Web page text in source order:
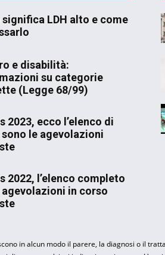
significa LDH alto e come
e disabilità:
su categorie
(Legge 68/99)
2023, ecco l’elenco di
le agevolazioni
2022, l’elenco completo
in corso
in alcun modo il parere, la diagnosi o il